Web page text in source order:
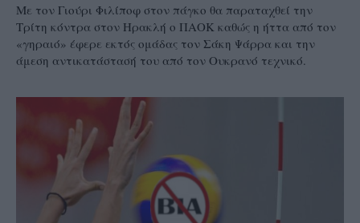
Με τον Γιούρι Φιλίποφ στον πάγκο θα παραταχθεί την
Τρίτη κόντρα στον Ηρακλή ο ΠΑΟΚ καθώς η ήττα από τον
«γηραιό» έφερε εκτός ομάδας τον Σάκη Ψάρρα και την
άμεση αντικατάστασή του από τον Ουκρανό τεχνικό.